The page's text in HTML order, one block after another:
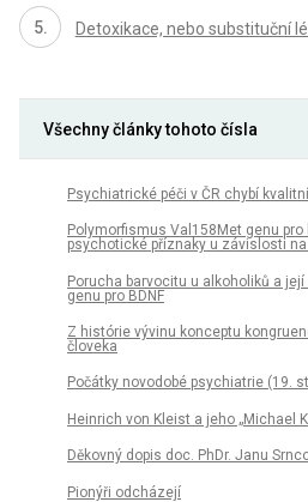
Detoxikace, nebo substituční
Všechny články tohoto čísla
Psychiatrické péči v ČR chybí
Polymorfismus Val158Met genu
psychotické příznaky u závislosti
Porucha barvocitu u alkoholiků a
genu pro BDNF
Z histórie vývinu konceptu
človeka
Počátky novodobé psychiatrie (19.
Heinrich von Kleist a jeho „Michael
Děkovný dopis doc. PhDr. Janu
Pionýři odcházejí